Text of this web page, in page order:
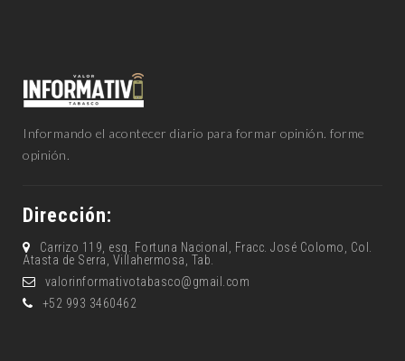
Informando el acontecer diario para formar opinión. forme
opinión.
Dirección:
Carrizo 119, esq. Fortuna Nacional, Fracc. José Colomo, Col.
Atasta de Serra, Villahermosa, Tab.
valorinformativotabasco@gmail.com
+52 993 3460462